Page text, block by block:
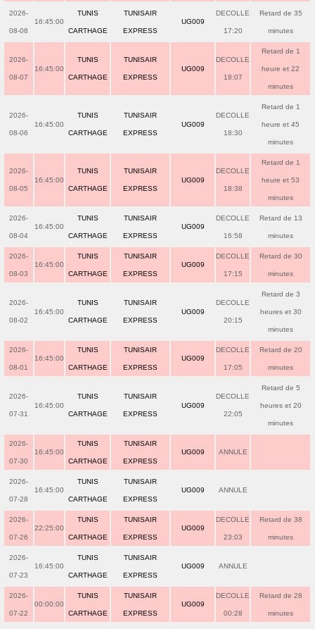
2026-
08-08
16:45:00
TUNIS
CARTHAGE
TUNISAIR
EXPRESS
UG009
DECOLLE
17:20
Retard de 35
minutes
2026-
08-07
16:45:00
TUNIS
CARTHAGE
TUNISAIR
EXPRESS
UG009
DECOLLE
18:07
Retard de 1
heure et 22
minutes
2026-
08-06
16:45:00
TUNIS
CARTHAGE
TUNISAIR
EXPRESS
UG009
DECOLLE
18:30
Retard de 1
heure et 45
minutes
2026-
08-05
16:45:00
TUNIS
CARTHAGE
TUNISAIR
EXPRESS
UG009
DECOLLE
18:38
Retard de 1
heure et 53
minutes
2026-
08-04
16:45:00
TUNIS
CARTHAGE
TUNISAIR
EXPRESS
UG009
DECOLLE
16:58
Retard de 13
minutes
2026-
08-03
16:45:00
TUNIS
CARTHAGE
TUNISAIR
EXPRESS
UG009
DECOLLE
17:15
Retard de 30
minutes
2026-
08-02
16:45:00
TUNIS
CARTHAGE
TUNISAIR
EXPRESS
UG009
DECOLLE
20:15
Retard de 3
heures et 30
minutes
2026-
08-01
16:45:00
TUNIS
CARTHAGE
TUNISAIR
EXPRESS
UG009
DECOLLE
17:05
Retard de 20
minutes
2026-
07-31
16:45:00
TUNIS
CARTHAGE
TUNISAIR
EXPRESS
UG009
DECOLLE
22:05
Retard de 5
heures et 20
minutes
2026-
07-30
16:45:00
TUNIS
CARTHAGE
TUNISAIR
EXPRESS
UG009 ANNULE
2026-
07-28
16:45:00
TUNIS
CARTHAGE
TUNISAIR
EXPRESS
UG009 ANNULE
2026-
07-26
22:25:00
TUNIS
CARTHAGE
TUNISAIR
EXPRESS
UG009
DECOLLE
23:03
Retard de 38
minutes
2026-
07-23
16:45:00
TUNIS
CARTHAGE
TUNISAIR
EXPRESS
UG009 ANNULE
2026-
07-22
00:00:00
TUNIS
CARTHAGE
TUNISAIR
EXPRESS
UG009
DECOLLE
00:28
Retard de 28
minutes